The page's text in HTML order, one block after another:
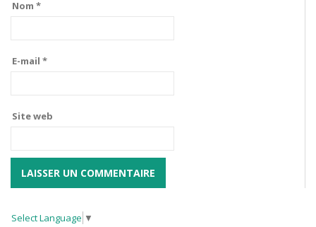
Nom *
E-mail *
Site web
Select Language ▼